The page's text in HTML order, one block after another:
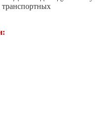
транспортных